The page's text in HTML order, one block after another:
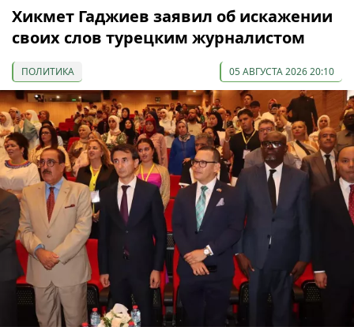
Хикмет Гаджиев заявил об искажении
своих слов турецким журналистом
ПОЛИТИКА 05 АВГУСТА 2026 20:10